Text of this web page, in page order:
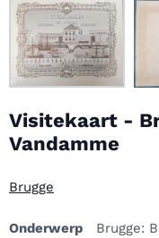
Visitekaart -
Vandamme
Brugge
Onderwerp
Brugge: